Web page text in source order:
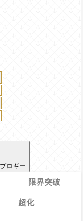
ブロギー
限界突破
超化